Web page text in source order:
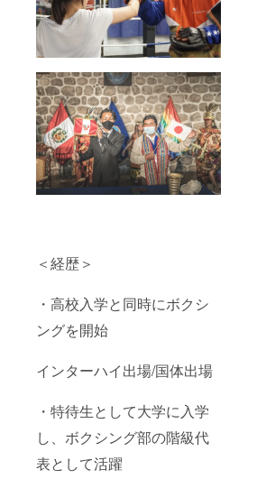
＜経歴＞
・高校入学と同時にボクシ
ングを開始
インターハイ出場/国体出場
・特待生として大学に入学
し、ボクシング部の階級代
表として活躍